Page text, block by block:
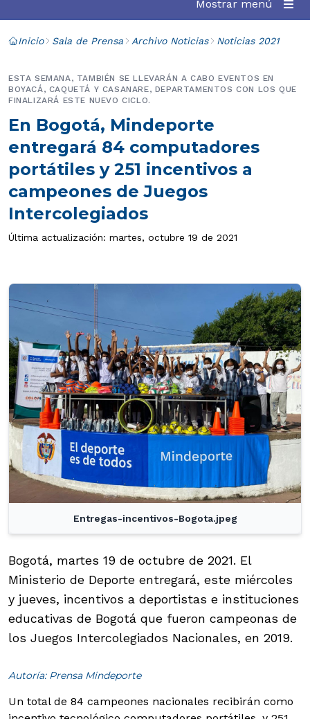
Mostrar menú
Inicio Sala de Prensa Archivo Noticias Noticias 2021
En Bogotá, Mindeporte
entregará 84 computadores
portátiles y 251 incentivos a
campeones de Juegos
Intercolegiados
ESTA SEMANA, TAMBIÉN SE LLEVARÁN A CABO EVENTOS EN
BOYACÁ, CAQUETÁ Y CASANARE, DEPARTAMENTOS CON LOS QUE
FINALIZARÁ ESTE NUEVO CICLO.
Última actualización: martes, octubre 19 de 2021
Entregas-incentivos-Bogota.jpeg
Bogotá, martes 19 de octubre de 2021. El
Ministerio de Deporte entregará, este miércoles
y jueves, incentivos a deportistas e instituciones
educativas de Bogotá que fueron campeonas de
los Juegos Intercolegiados Nacionales, en 2019.
Autoría: Prensa Mindeporte
Un total de 84 campeones nacionales recibirán como